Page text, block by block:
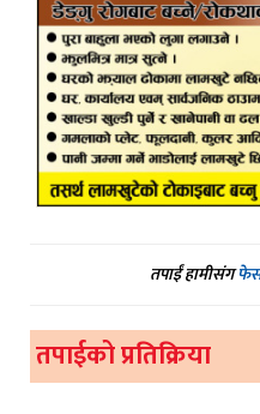
तपाईं हामीसंग
तपाईको प्रतिक्रिया